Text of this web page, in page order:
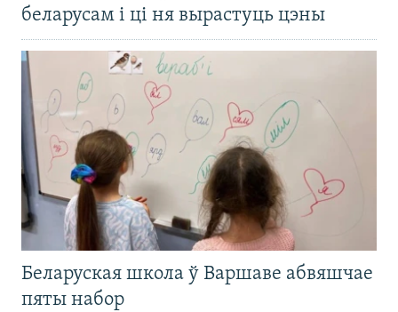
беларусам і ці ня вырастуць цэны
Беларуская школа ў Варшаве абвяшчае
пяты набор